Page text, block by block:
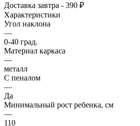
Доставка завтра - 390 ₽
Характеристики
Угол наклона
—
0-40 град.
Материал каркаса
—
металл
С пеналом
—
Да
Минимальный рост ребенка, см
—
110